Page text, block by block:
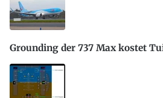
Grounding der 737 Max kostet